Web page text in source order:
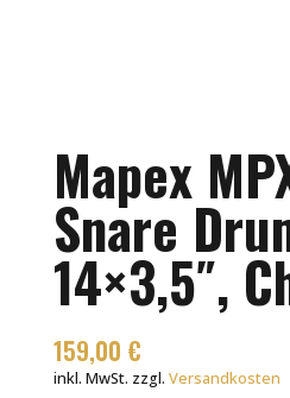
Mapex
Snare
14×3,5″,
159,00 €
inkl. MwSt. zzgl. Versandkosten